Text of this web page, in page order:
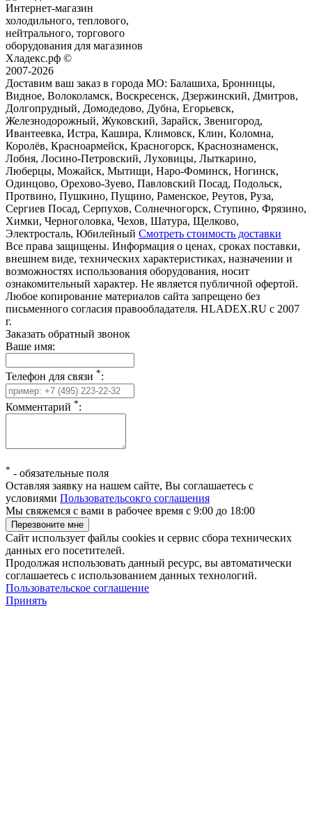
Интернет-магазин
холодильного, теплового,
нейтрального, торгового
оборудования для магазинов
Хладекс.рф ©
2007-2026
Доставим ваш заказ в города МО: Балашиха, Бронницы,
Видное, Волоколамск, Воскресенск, Дзержинский, Дмитров,
Долгопрудный, Домодедово, Дубна, Егорьевск,
Железнодорожный, Жуковский, Зарайск, Звенигород,
Ивантеевка, Истра, Кашира, Климовск, Клин, Коломна,
Королёв, Красноармейск, Красногорск, Краснознаменск,
Лобня, Лосино-Петровский, Луховицы, Лыткарино,
Люберцы, Можайск, Мытищи, Наро-Фоминск, Ногинск,
Одинцово, Орехово-Зуево, Павловский Посад, Подольск,
Протвино, Пушкино, Пущино, Раменское, Реутов, Руза,
Сергиев Посад, Серпухов, Солнечногорск, Ступино, Фрязино,
Химки, Черноголовка, Чехов, Шатура, Щелково,
Электросталь, Юбилейный Смотреть стоимость доставки
Все права защищены. Информация о ценах, сроках поставки,
внешнем виде, технических характеристиках, назначении и
возможностях использования оборудования, носит
ознакомительный характер. Не является публичной офертой.
Любое копирование материалов сайта запрещено без
письменного согласия правообладателя. HLADEX.RU c 2007
г.
Заказать обратный звонок
Ваше имя:
Телефон для связи *:
Комментарий *:
* - обязательные поля
Оставляя заявку на нашем сайте, Вы соглашаетесь с
условиями Пользовательсокго соглашения
Мы свяжемся с вами в рабочее время с 9:00 до 18:00
Сайт использует файлы cookies и сервис сбора технических
данных его посетителей.
Продолжая использовать данный ресурс, вы автоматически
соглашаетесь с использованием данных технологий.
Пользовательское соглашение
Принять